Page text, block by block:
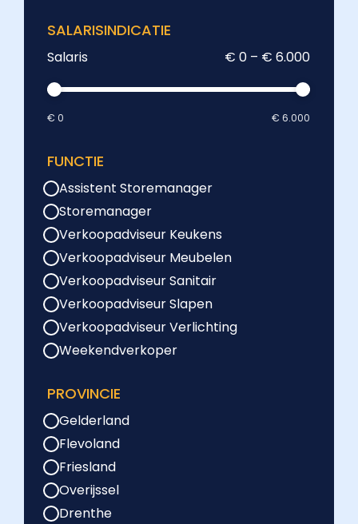
SALARISINDICATIE
Salaris € 0 – € 6.000
€ 0 € 6.000
FUNCTIE
Assistent Storemanager
Storemanager
Verkoopadviseur Keukens
Verkoopadviseur Meubelen
Verkoopadviseur Sanitair
Verkoopadviseur Slapen
Verkoopadviseur Verlichting
Weekendverkoper
PROVINCIE
Gelderland
Flevoland
Friesland
Overijssel
Drenthe